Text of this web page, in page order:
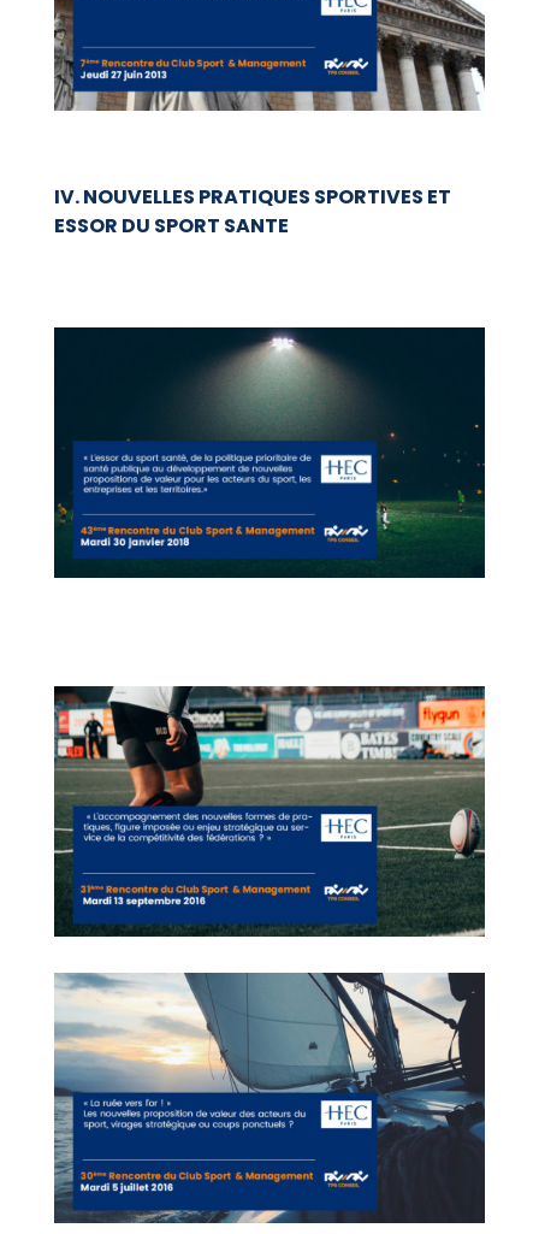
IV. NOUVELLES PRATIQUES SPORTIVES ET
ESSOR DU SPORT SANTE